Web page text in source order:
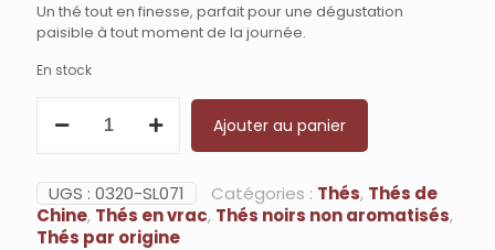
Un thé tout en finesse, parfait pour une dégustation
paisible à tout moment de la journée.
En stock
CONGOU
Ajouter au panier
UGS : 0320-SL071 Catégories : Thés, Thés de
Chine, Thés en vrac, Thés noirs non aromatisés,
Thés par origine